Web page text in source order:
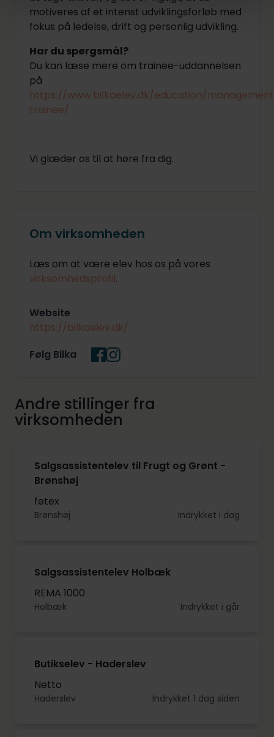
motiveres af et intenst udviklingsforløb med
fokus på ledelse, drift og personlig udvikling.
Har du spørgsmål?
Du kan læse mere om trainee-uddannelsen
på
https://www.bilkaelev.dk/education/
trainee/
Vi glæder os til at høre fra dig.
Om virksomheden
Læs om at være elev hos os på vores
virksomhedsprofil.
Website
https://bilkaelev.dk/
Følg Bilka
Andre stillinger fra
virksomheden
Salgsassistentelev til Frugt og Grønt -
Brønshøj
føtex
Brønshøj Indrykket i dag
Salgsassistentelev Holbæk
REMA 1000
Holbæk Indrykket i går
Butikselev - Haderslev
Netto
Haderslev Indrykket 1 dag siden